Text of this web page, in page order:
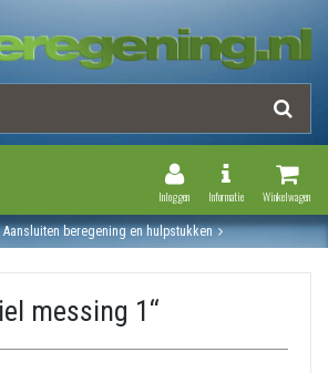
Winkelwagen
Toggle
Informatie
Inloggen
Aansluiten beregening en hulpstukken
messing 1‘‘